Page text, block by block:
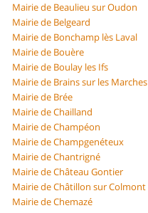
Mairie de Beaulieu sur Oudon
Mairie de Belgeard
Mairie de Bonchamp lès Laval
Mairie de Bouère
Mairie de Boulay les Ifs
Mairie de Brains sur les Marches
Mairie de Brée
Mairie de Chailland
Mairie de Champéon
Mairie de Champgenéteux
Mairie de Chantrigné
Mairie de Château Gontier
Mairie de Châtillon sur Colmont
Mairie de Chemazé